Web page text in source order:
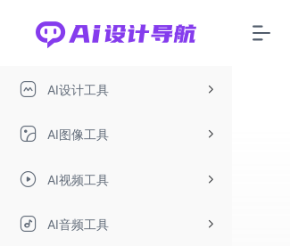
AI设计工具
AI图像工具
AI视频工具
AI音频工具